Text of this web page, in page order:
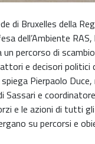
di Bruxelles della
dell’Ambiente
percorso di
e decisori politici
Pierpaolo
Sassari e
e le azioni di tutti
su percorsi e